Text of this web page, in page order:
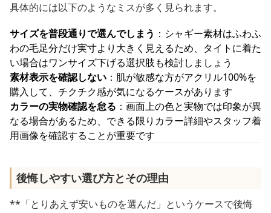
具体的には以下のようなミスが多く見られます。
サイズを普段通りで選んでしまう ：シャギー素材はふわふ
わの毛足分だけ実寸より大きく見えるため、タイトに着た
い場合はワンサイズ下げる選択肢も検討しましょう
素材表示を確認しない ：肌が敏感な方がアクリル100%を
購入して、チクチク感が気になるケースがあります
カラーの実物確認を怠る ：画面上の色と実物では印象が異
なる場合があるため、できる限りカラー詳細やスタッフ着
用画像を確認することが重要です
後悔しやすい選び方とその理由
**「とりあえず安いものを選んだ」というケースで後悔